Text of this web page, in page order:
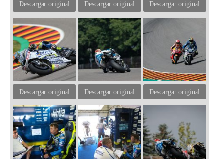
Descargar original Descargar original Descargar original
Descargar original Descargar original Descargar original